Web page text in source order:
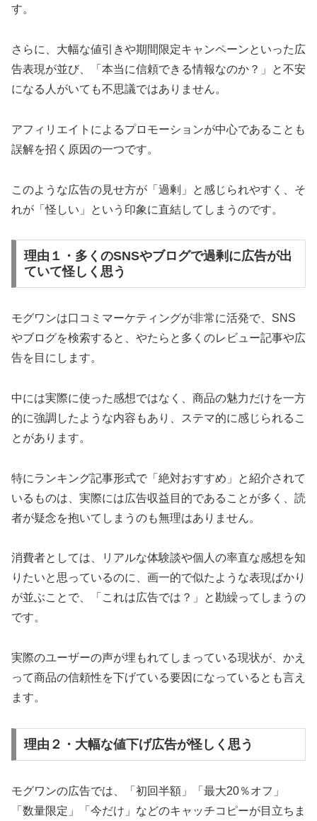
す。
さらに、大幅な値引きや期間限定キャンペーンといった広
告表現が並び、「本当に信頼できる情報なのか？」と不安
になる人がいても不思議ではありません。
アフィリエイトによるプロモーションが中心であることも
誤解を招く原因の一つです。
このような広告の見せ方が「過剰」と感じられやすく、そ
れが「怪しい」という印象に直結してしまうのです。
理由１・多くのSNSやブログで過剰に広告が出
ていて怪しく思う
モグワンは口コミマーケティングが非常に活発で、SNS
やブログを検索すると、やたらと多くのレビュー記事や広
告を目にします。
中には実際に使った感想ではなく、商品の魅力だけを一方
的に強調したような内容もあり、ステマ的に感じられるこ
とがあります。
特にランキング記事形式で「絶対おすすめ」と紹介されて
いるものは、実際には広告収益目的であることが多く、読
者が疑念を抱いてしまうのも無理はありません。
消費者としては、リアルな体験談や個人の率直な感想を知
りたいと思っているのに、画一的で似たような表現ばかり
が並ぶことで、「これは広告では？」と勘繰ってしまうの
です。
実際のユーザーの声が埋もれてしまっている現状が、かえ
って商品の信頼性を下げている要因になっているとも言え
ます。
理由２・大幅な値下げ広告が怪しく思う
モグワンの広告では、「初回半額」「最大20％オフ」
「数量限定」「今だけ」などのキャッチコピーが目立ちま